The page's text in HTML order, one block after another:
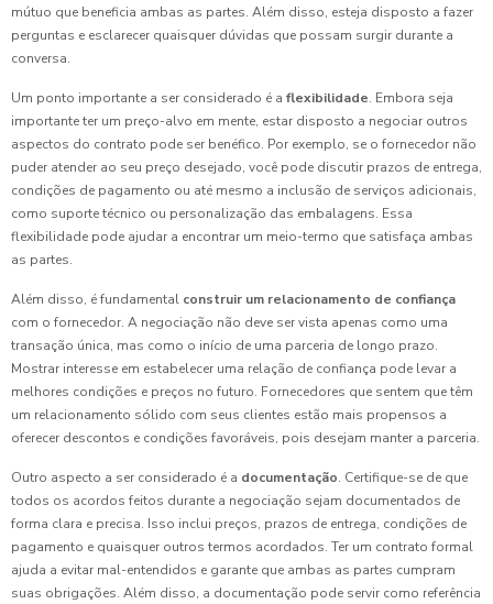
mútuo que beneficia ambas as partes. Além disso, esteja disposto a fazer
perguntas e esclarecer quaisquer dúvidas que possam surgir durante a
conversa.
Um ponto importante a ser considerado é a flexibilidade. Embora seja
importante ter um preço-alvo em mente, estar disposto a negociar outros
aspectos do contrato pode ser benéfico. Por exemplo, se o fornecedor não
puder atender ao seu preço desejado, você pode discutir prazos de entrega,
condições de pagamento ou até mesmo a inclusão de serviços adicionais,
como suporte técnico ou personalização das embalagens. Essa
flexibilidade pode ajudar a encontrar um meio-termo que satisfaça ambas
as partes.
Além disso, é fundamental construir um relacionamento de confiança
com o fornecedor. A negociação não deve ser vista apenas como uma
transação única, mas como o início de uma parceria de longo prazo.
Mostrar interesse em estabelecer uma relação de confiança pode levar a
melhores condições e preços no futuro. Fornecedores que sentem que têm
um relacionamento sólido com seus clientes estão mais propensos a
oferecer descontos e condições favoráveis, pois desejam manter a parceria.
Outro aspecto a ser considerado é a documentação. Certifique-se de que
todos os acordos feitos durante a negociação sejam documentados de
forma clara e precisa. Isso inclui preços, prazos de entrega, condições de
pagamento e quaisquer outros termos acordados. Ter um contrato formal
ajuda a evitar mal-entendidos e garante que ambas as partes cumpram
suas obrigações. Além disso, a documentação pode servir como referência